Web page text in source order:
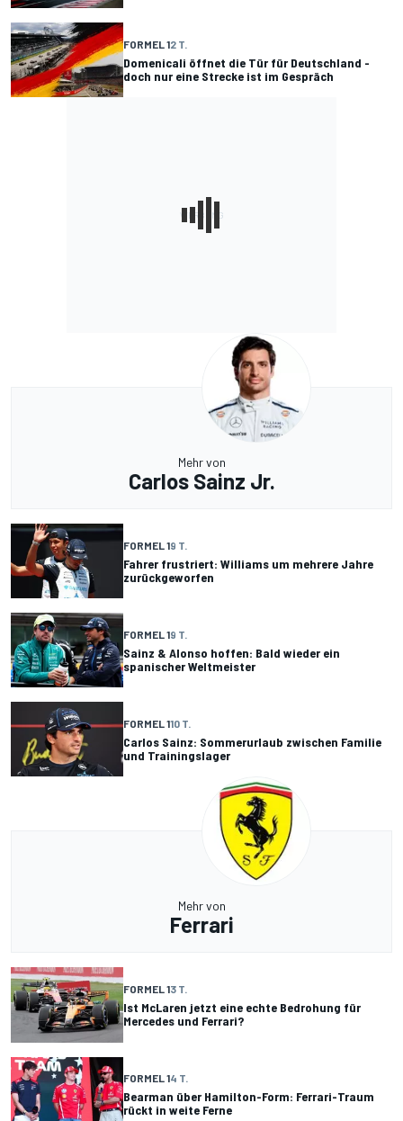
FORMEL 12 T.
Domenicali öffnet die Tür für Deutschland -
doch nur eine Strecke ist im Gespräch
Mehr von
Carlos Sainz Jr.
FORMEL 19 T.
Fahrer frustriert: Williams um mehrere Jahre
zurückgeworfen
FORMEL 19 T.
Sainz & Alonso hoffen: Bald wieder ein
spanischer Weltmeister
FORMEL 110 T.
Carlos Sainz: Sommerurlaub zwischen Familie
und Trainingslager
Mehr von
Ferrari
FORMEL 13 T.
Ist McLaren jetzt eine echte Bedrohung für
Mercedes und Ferrari?
FORMEL 14 T.
Bearman über Hamilton-Form: Ferrari-Traum
rückt in weite Ferne